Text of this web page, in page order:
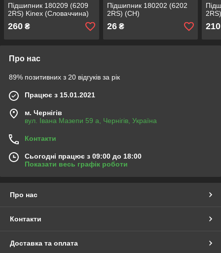
Підшипник 180209 (6209
2RS) Kinex (Словаччина)
260 ₴
Підшипник 180202 (6202
2RS) (СН)
26₴ 210
Про нас
89% позитивних з 20 відгуків за рік
Працює з 15.01.2021
м. Чернігів
вул. Івана Мазепи 59 а, Чернігів, Україна
Контакти
Сьогодні працює з 09:00 до 18:00
Показати весь графік роботи
Про нас
Контакти
Доставка та оплата